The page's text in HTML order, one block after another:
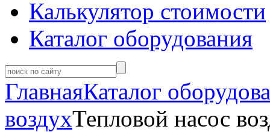
Калькулятор стоимости
Каталог оборудования
ГлавнаяКаталог
воздухТепловой насос